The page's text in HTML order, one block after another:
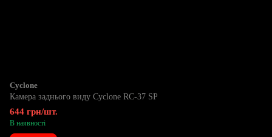
Cyclone
Камера заднього виду Cyclone RC-37 SP
644 грн/шт.
В наявності